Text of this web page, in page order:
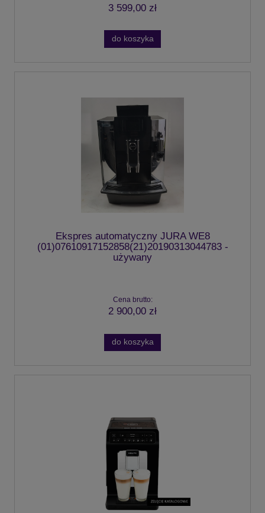
3 599,00 zł
do koszyka
Ekspres automatyczny JURA WE8
(01)07610917152858(21)20190313044783 -
używany
Cena brutto:
2 900,00 zł
do koszyka